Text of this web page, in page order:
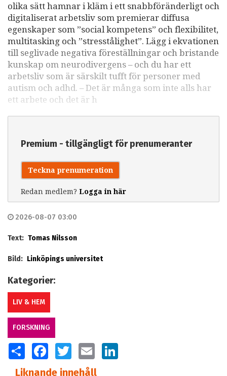
olika sätt hamnar i kläm i ett snabbföränderligt och
digitaliserat arbetsliv som premierar diffusa
egenskaper som ”social kompetens” och flexibilitet,
multitasking och ”stresstålighet”. Lägg i ekvationen
till seglivade negativa föreställningar och bristande
kunskap om neurodivergens – och du har ett
arbetsliv som är särskilt tufft för personer med
autism och adhd. – Det är många som inte alls har
ett arbete och det är h
Premium - tillgängligt för prenumeranter
Teckna prenumeration
Redan medlem? Logga in här
2026-08-07 03:00
Text: Tomas Nilsson
Bild: Linköpings universitet
Kategorier:
LIV & HEM
FORSKNING
SHARE FACEBOOKTWITTER EMAIL
Liknande innehåll